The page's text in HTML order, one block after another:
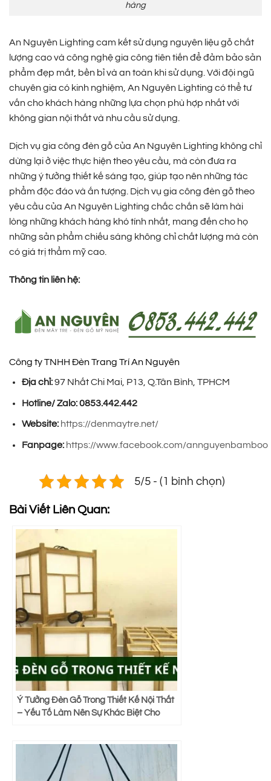
hàng
An Nguyên Lighting cam kết sử dụng nguyên liệu gỗ chất
lượng cao và công nghệ gia công tiên tiến để đảm bảo sản
phẩm đẹp mắt, bền bỉ và an toàn khi sử dụng. Với đội ngũ
chuyên gia có kinh nghiệm, An Nguyên Lighting có thể tư
vấn cho khách hàng những lựa chọn phù hợp nhất với
không gian nội thất và nhu cầu sử dụng.
Dịch vụ gia công đèn gỗ của An Nguyên Lighting không chỉ
dừng lại ở việc thực hiện theo yêu cầu, mà còn đưa ra
những ý tưởng thiết kế sáng tạo, giúp tạo nên những tác
phẩm độc đáo và ấn tượng. Dịch vụ gia công đèn gỗ theo
yêu cầu của An Nguyên Lighting chắc chắn sẽ làm hài
lòng những khách hàng khó tính nhất, mang đến cho họ
những sản phẩm chiếu sáng không chỉ chất lượng mà còn
có giá trị thẩm mỹ cao.
Thông tin liên hệ:
Công ty TNHH Đèn Trang Trí An Nguyên
Địa chỉ:97 Nhất Chi Mai, P13, Q.Tân Bình, TPHCM
Hotline/ Zalo: 0853.442.442
Website: https://denmaytre.net/
Fanpage: https://www.facebook.com/annguyenbamboo
5/5 - (1 bình chọn)
Bài Viết Liên Quan:
Ý Tưởng Đèn Gỗ Trong Thiết Kế Nội Thất
– Yếu Tố Làm Nên Sự Khác Biệt Cho